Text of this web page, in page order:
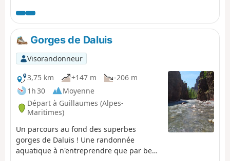
du Cheiron, on traverse une petite combe avant de
remonter vers le Plan des Baumetes et d'accéder à la
Crête du Cheiron au niveau la Croix de Verse (1706 m).
Vue à 360° de la mer à l'Argentera!
Gorges de Daluis
Visorandonneur
3,75 km
+147 m
-206 m
1h 30
Moyenne
Départ à Guillaumes (Alpes-
Maritimes)
Un parcours au fond des superbes
gorges de Daluis ! Une randonnée
aquatique à n'entreprendre que par beau